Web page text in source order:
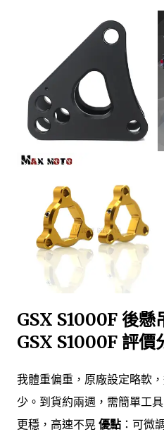
GSX S1000F 後懸
GSX S1000F 評價
我體重偏重，原廠設定略軟
少。到貨約兩週，需簡單工具
更穩，高速不晃 優點 ：可微